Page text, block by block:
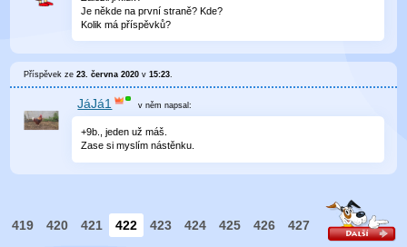
Je někde na první straně? Kde?
Kolik má příspěvků?
Příspěvek ze23. června 2020 v15:23
JáJá1 v něm napsal:
+9b., jeden už máš.
Zase si myslím nástěnku.
419 420 421 422 423 424 425 426 427